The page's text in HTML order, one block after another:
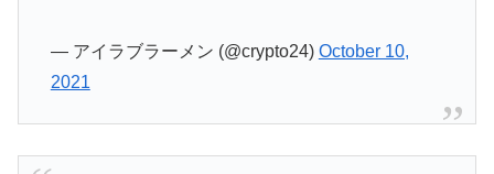
— アイラブラーメン (@crypto24) October 10,
2021